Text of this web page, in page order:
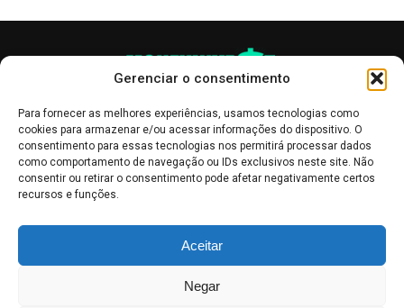
Gerenciar o consentimento
Para fornecer as melhores experiências, usamos tecnologias como
cookies para armazenar e/ou acessar informações do dispositivo. O
consentimento para essas tecnologias nos permitirá processar dados
como comportamento de navegação ou IDs exclusivos neste site. Não
consentir ou retirar o consentimento pode afetar negativamente certos
recursos e funções.
Aceitar
Negar
informativo, servindo como boletins de divulgação, e não devem ser
interpretadas como recomendações de investimento.Leia mais
Bolsa de Valores